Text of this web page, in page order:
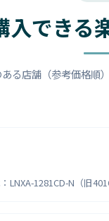
入できる
る店舗（参考価格順
1281CD-N（旧